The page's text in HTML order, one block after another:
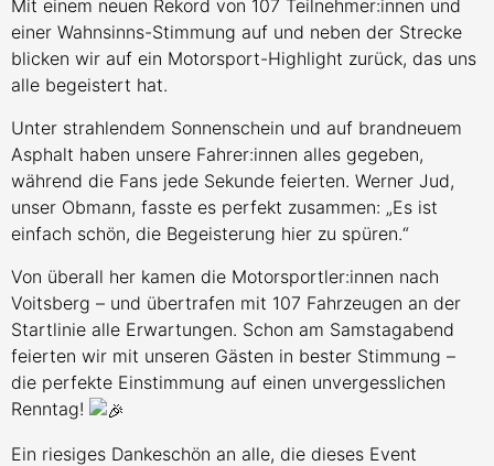
Mit einem neuen Rekord von 107 Teilnehmer:innen und
einer Wahnsinns-Stimmung auf und neben der Strecke
blicken wir auf ein Motorsport-Highlight zurück, das uns
alle begeistert hat.
Unter strahlendem Sonnenschein und auf brandneuem
Asphalt haben unsere Fahrer:innen alles gegeben,
während die Fans jede Sekunde feierten. Werner Jud,
unser Obmann, fasste es perfekt zusammen: „Es ist
einfach schön, die Begeisterung hier zu spüren.“
Von überall her kamen die Motorsportler:innen nach
Voitsberg – und übertrafen mit 107 Fahrzeugen an der
Startlinie alle Erwartungen. Schon am Samstagabend
feierten wir mit unseren Gästen in bester Stimmung –
die perfekte Einstimmung auf einen unvergesslichen
Renntag!
Ein riesiges Dankeschön an alle, die dieses Event